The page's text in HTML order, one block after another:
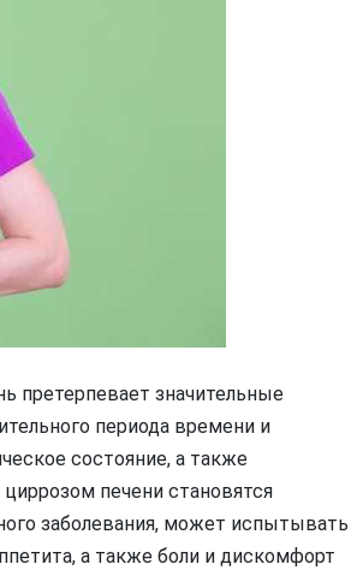
претерпевает значительные
периода времени и
состояние, а также
печени становятся
заболевания, может испытывать
а также боли и дискомфорт